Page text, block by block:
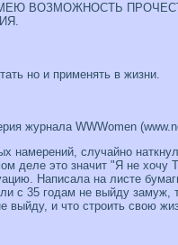
ВОЗМОЖНОСТЬ
но и применять в жизни.
журнала WWWomen
намерений, случайно
деле это значит "Я не
Написала на листе
с 35 годам не выйду
выйду, и что строить свою